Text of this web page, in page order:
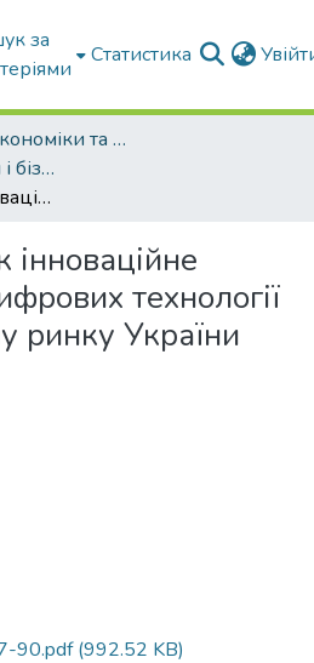
за
Статистика
Факультет Економіки та бізнесу
Кафедра Економіки і бізнесу
Метапростір як інноваційне середовище цифрових технології на фінансовому ринку України
інноваційне
технології
ринку України
90.pdf(992.52 KB)